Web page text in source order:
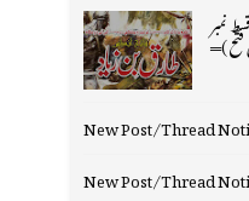
نمبر
New Post/Thread
New Post/Thread